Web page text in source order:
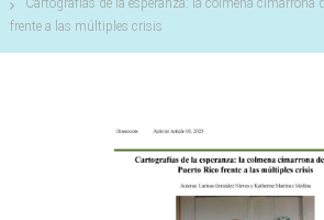
Cartografías de la esperanza: la colmena cimarrona
frente a las múltiples crisis